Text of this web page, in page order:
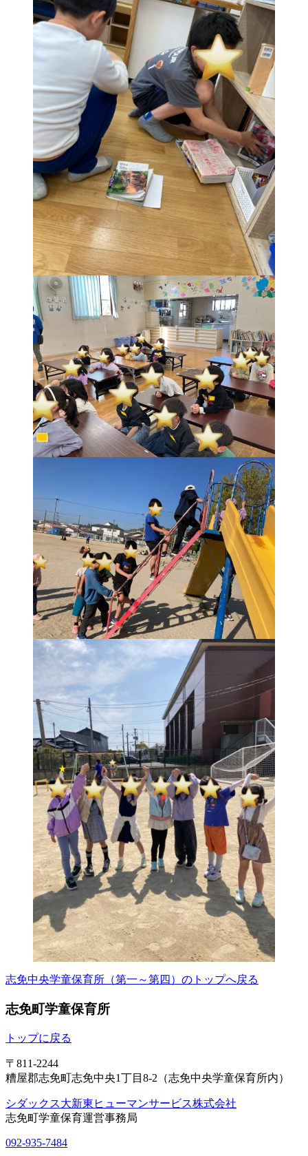
志免中央学童保育所（第一～第四）のトップへ戻る
志免町学童保育所
トップに戻る
〒811-2244
糟屋郡志免町志免中央1丁目8-2（志免中央学童保育所内）
シダックス大新東ヒューマンサービス株式会社
志免町学童保育運営事務局
092-935-7484